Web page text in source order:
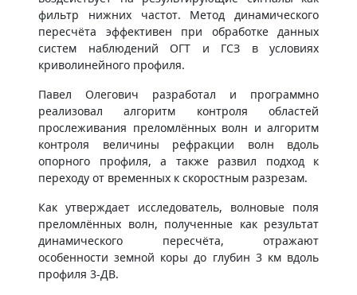
фильтр нижних частот. Метод динамического
пересчёта эффективен при обработке данных
систем наблюдений ОГТ и ГСЗ в условиях
криволинейного профиля.
Павел Олегович разработал и программно
реализовал алгоритм контроля областей
прослеживания преломлённых волн и алгоритм
контроля величины рефракции волн вдоль
опорного профиля, а также развил подход к
переходу от временных к скоростным разрезам.
Как утверждает исследователь, волновые поля
преломлённых волн, полученные как результат
динамического пересчёта, отражают
особенности земной коры до глубин 3 км вдоль
профиля 3-ДВ.